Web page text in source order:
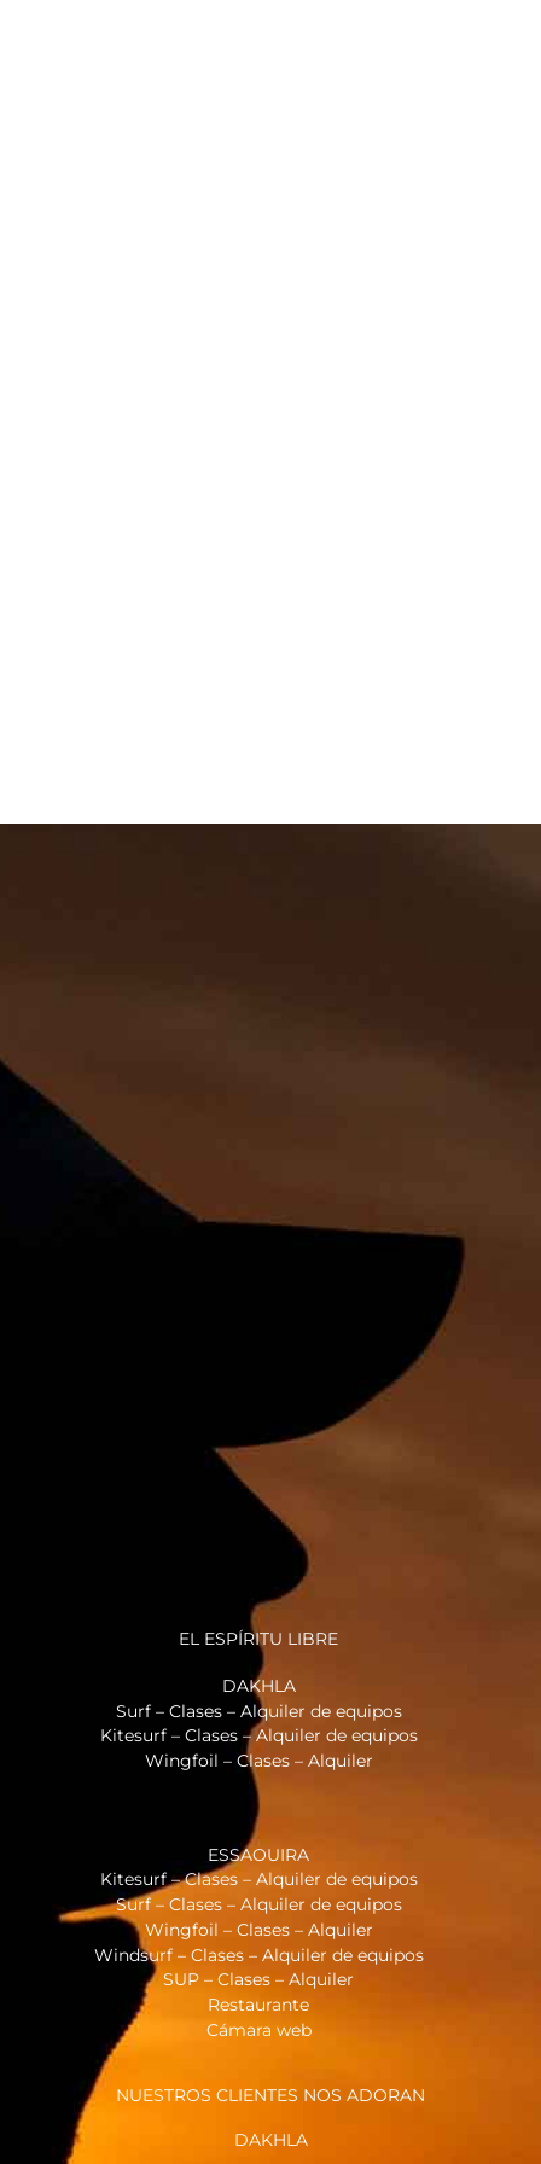
EL ESPÍRITU LIBRE
DAKHLA
Surf – Clases – Alquiler de equipos
Kitesurf – Clases – Alquiler de equipos
Wingfoil – Clases – Alquiler
ESSAOUIRA
Kitesurf – Clases – Alquiler de equipos
Surf – Clases – Alquiler de equipos
Wingfoil – Clases – Alquiler
Windsurf – Clases – Alquiler de equipos
SUP – Clases – Alquiler
Restaurante
Cámara web
NUESTROS CLIENTES NOS ADORAN
DAKHLA